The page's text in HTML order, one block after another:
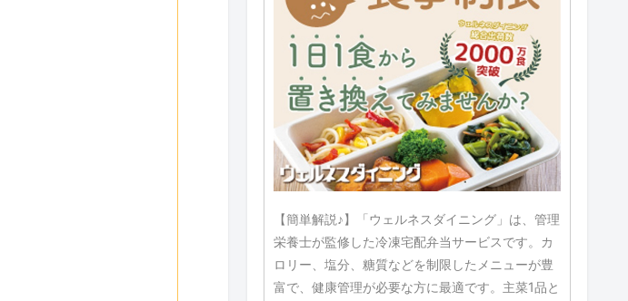
【簡単解説♪】「ウェルネスダイニング」は、管理
栄養士が監修した冷凍宅配弁当サービスです。カ
ロリー、塩分、糖質などを制限したメニューが豊
富で、健康管理が必要な方に最適です。主菜1品と